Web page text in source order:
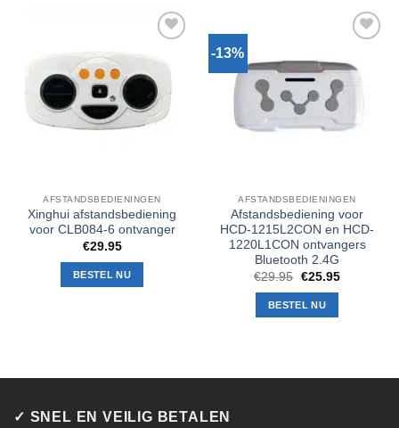
verlanglijst
AFSTANDSBEDIENINGEN
Xinghui afstandsbediening
voor CLB084-6 ontvanger
€29.95
BESTEL NU
-13%
aan
verlanglijst
AFSTANDSBEDIENINGEN
Afstandsbediening voor
HCD-1215L2CON en HCD-
1220L1CON ontvangers
Bluetooth 2.4G
€29.95 Oorspronkelijke
was:
€29.95.
€25.95Huidige
BESTEL NU
✓ SNEL EN VEILIG BETALEN